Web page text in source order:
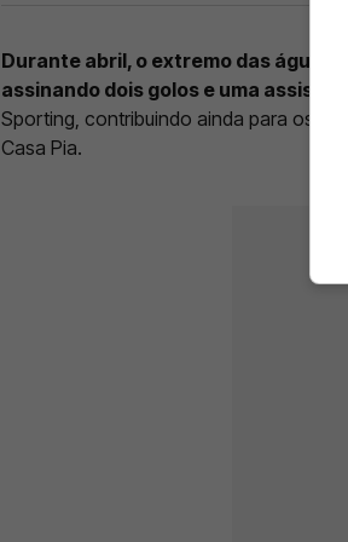
Durante abril, o extremo das
assinando dois golos e uma
Sporting, contribuindo ainda para os
Casa Pia.